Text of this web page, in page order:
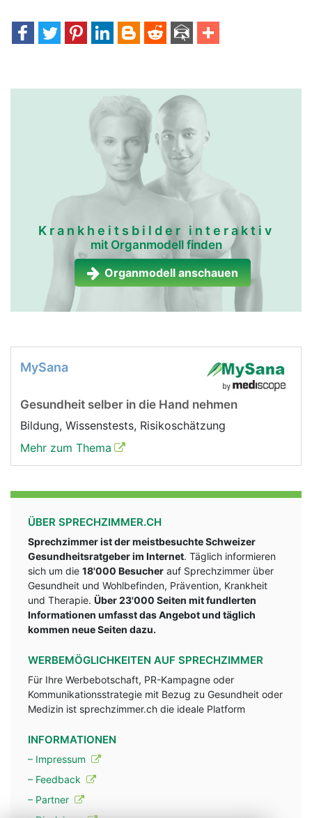
Krankheitsbilder interaktiv
mit Organmodell finden
Organmodell anschauen
MySana
Gesundheit selber in die Hand nehmen
Bildung, Wissenstests, Risikoschätzung
Mehr zum Thema
ÜBER SPRECHZIMMER.CH
Sprechzimmer ist der meistbesuchte Schweizer
Gesundheitsratgeber im Internet. Täglich informieren
sich um die 18'000 Besucher auf Sprechzimmer über
Gesundheit und Wohlbefinden, Prävention, Krankheit
und Therapie. Über 23'000 Seiten mit fundlerten
Informationen umfasst das Angebot und täglich
kommen neue Seiten dazu.
WERBEMÖGLICHKEITEN AUF SPRECHZIMMER
Für Ihre Werbebotschaft, PR-Kampagne oder
Kommunikationsstrategie mit Bezug zu Gesundheit oder
Medizin ist sprechzimmer.ch die ideale Platform
INFORMATIONEN
– Impressum
– Feedback
– Partner